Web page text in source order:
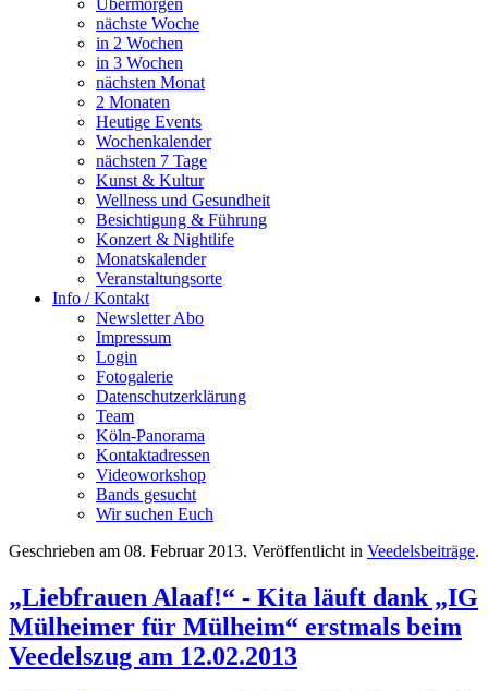
Übermorgen
nächste Woche
in 2 Wochen
in 3 Wochen
nächsten Monat
2 Monaten
Heutige Events
Wochenkalender
nächsten 7 Tage
Kunst & Kultur
Wellness und Gesundheit
Besichtigung & Führung
Konzert & Nightlife
Monatskalender
Veranstaltungsorte
Info / Kontakt
Newsletter Abo
Impressum
Login
Fotogalerie
Datenschutzerklärung
Team
Köln-Panorama
Kontaktadressen
Videoworkshop
Bands gesucht
Wir suchen Euch
Geschrieben am 08. Februar 2013. Veröffentlicht in Veedelsbeiträge.
„Liebfrauen Alaaf!“ - Kita läuft dank „IG
Mülheimer für Mülheim“ erstmals beim
Veedelszug am 12.02.2013